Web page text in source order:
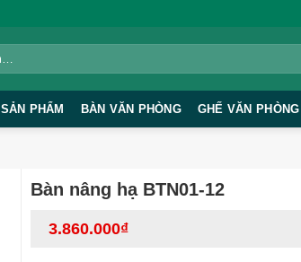
SẢN PHẨM BÀN VĂN PHÒNG GHẾ VĂN PHÒNG
Bàn nâng hạ BTN01-12
3.860.000₫